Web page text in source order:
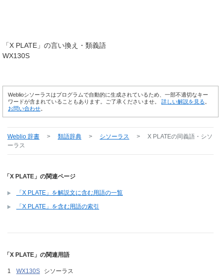
「X PLATE 」の言い換え・類義語
WX130S
Weblioシソーラスはプログラムで自動的に生成されているため、一部不適切なキー
ワードが含まれていることもあります。ご了承くださいませ。 詳しい解説を見る
お問い合わせ
Weblio 辞書 > 類語辞典 > シソーラス > X PLATEの同義語・シソ
ーラス
「X PLATE」の関連ページ
「X PLATE」を解説文に含む用語の一覧
「X PLATE」を含む用語の索引
「X PLATE」の関連用語
WX130S シソーラス